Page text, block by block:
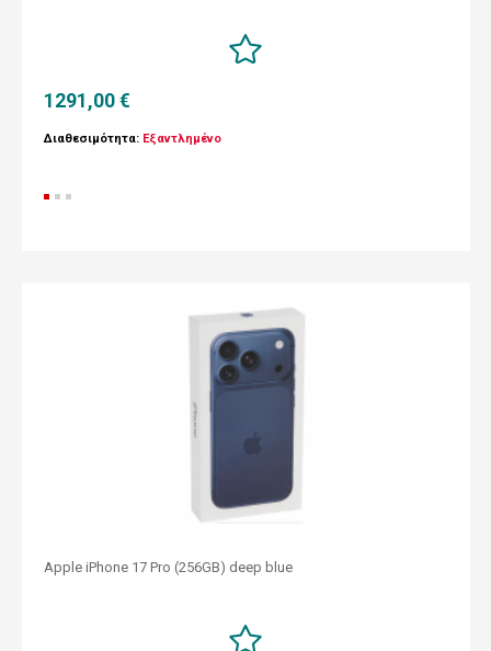
1291,00 €
Διαθεσιμότητα: Εξαντλημένο
Apple iPhone 17 Pro (256GB) deep blue